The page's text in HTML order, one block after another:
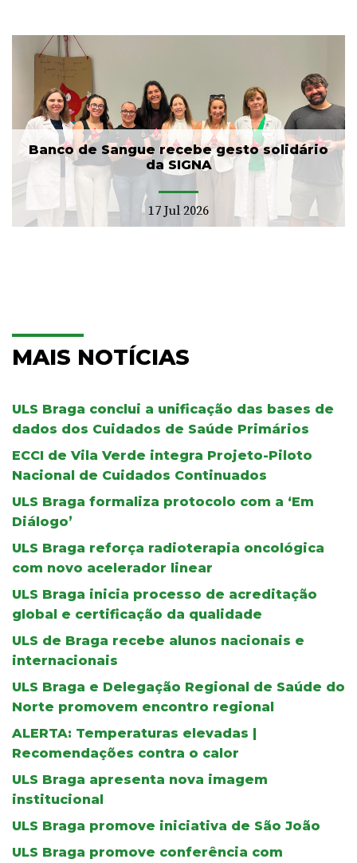
Banco de Sangue recebe gesto solidário
da SIGNA
17 Jul 2026
MAIS NOTÍCIAS
ULS Braga conclui a unificação das bases de
dados dos Cuidados de Saúde Primários
ECCI de Vila Verde integra Projeto-Piloto
Nacional de Cuidados Continuados
ULS Braga formaliza protocolo com a ‘Em
Diálogo’
ULS Braga reforça radioterapia oncológica
com novo acelerador linear
ULS Braga inicia processo de acreditação
global e certificação da qualidade
ULS de Braga recebe alunos nacionais e
internacionais
ULS Braga e Delegação Regional de Saúde do
Norte promovem encontro regional
ALERTA: Temperaturas elevadas |
Recomendações contra o calor
ULS Braga apresenta nova imagem
institucional
ULS Braga promove iniciativa de São João
ULS Braga promove conferência com